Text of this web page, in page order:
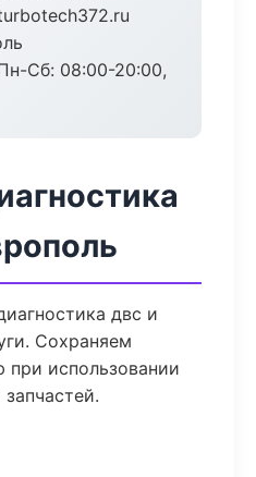
Сб: 08:00-20:00,
двс и
Сохраняем
при использовании